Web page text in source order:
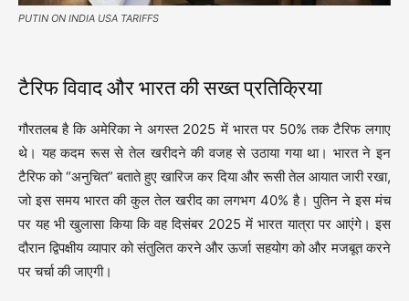
PUTIN ON INDIA USA TARIFFS
टैरिफ विवाद और भारत की सख्त प्रतिक्रिया
गौरतलब है कि अमेरिका ने अगस्त 2025 में भारत पर 50% तक टैरिफ लगाए
थे। यह कदम रूस से तेल खरीदने की वजह से उठाया गया था। भारत ने इन
टैरिफ को “अनुचित” बताते हुए खारिज कर दिया और रूसी तेल आयात जारी रखा,
जो इस समय भारत की कुल तेल खरीद का लगभग 40% है। पुतिन ने इस मंच
पर यह भी खुलासा किया कि वह दिसंबर 2025 में भारत यात्रा पर आएंगे। इस
दौरान द्विपक्षीय व्यापार को संतुलित करने और ऊर्जा सहयोग को और मजबूत करने
पर चर्चा की जाएगी।